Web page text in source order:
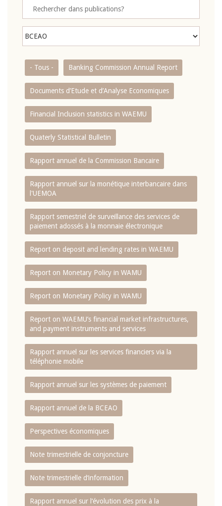
- Tous - Banking Commission Annual Report
Documents d’Etude et d’Analyse Economiques
Financial Inclusion statistics in WAEMU
Quaterly Statistical Bulletin
Rapport annuel de la Commission Bancaire
Rapport annuel sur la monétique interbancaire dans
l'UEMOA
Rapport semestriel de surveillance des services de
paiement adossés à la monnaie électronique
Report on deposit and lending rates in WAEMU
Report on Monetary Policy in WAMU
Report on Monetary Policy in WAMU
Report on WAEMU’s financial market infrastructures,
and payment instruments and services
Rapport annuel sur les services financiers via la
téléphonie mobile
Rapport annuel sur les systèmes de paiement
Rapport annuel de la BCEAO
Perspectives économiques
Note trimestrielle de conjoncture
Note trimestrielle d‘information
Rapport annuel sur l‘évolution des prix à la